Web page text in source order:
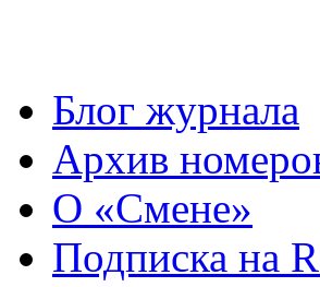
Блог журнала
Архив
О «Смене»
Подписка на